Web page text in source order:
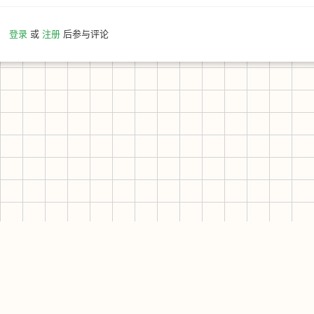
登录 或 注册 后参与评论